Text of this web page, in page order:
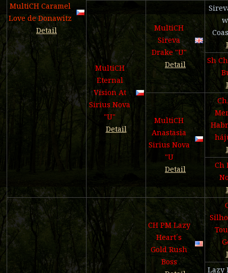
MultiCH Caramel
Love de Donawitz
Detail
MultiCH
Eternal
Vision At
Sirius Nova
"U"
Detail
MultiCH
Sireva
Drake "U"
Detail
Sh
MultiCH
Anastasia
Sirius Nova
"U
Detail
Ch
CH PM Lazy
Heart´s
Gold Rush
Boss
Lazy